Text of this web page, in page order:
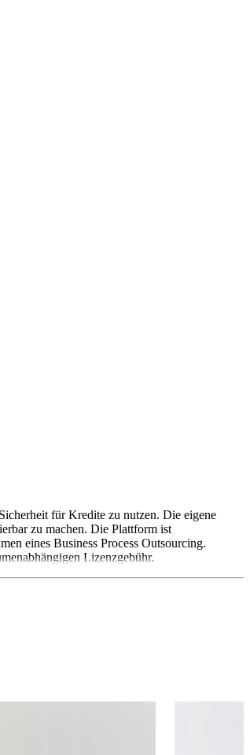
für Kredite zu nutzen. Die eigene
zu machen. Die Plattform ist
eines Business Process Outsourcing.
Lizenzgebühr.